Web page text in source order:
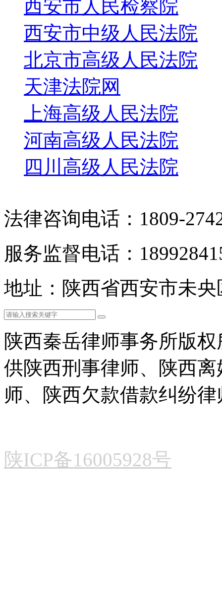
西安市人民检察院
西安市中级人民法院
北京市高级人民法院
天津法院网
上海高级人民法院
河南高级人民法院
四川高级人民法院
法律咨询电话：1809-
服务监督电话：
地址：陕西省西安市未
陕西秦岳律师事务所版
供陕西刑事律师、陕西
师、陕西欠款借款纠纷
陕ICP备16005928号